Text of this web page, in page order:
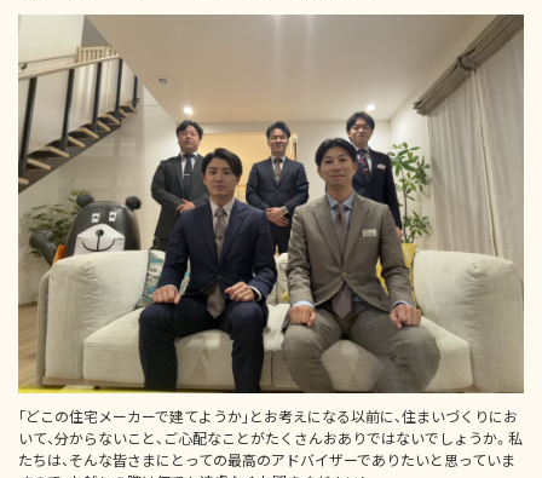
｢どこの住宅メーカーで建てようか｣とお考えになる以前に、住まいづくりにお
いて、分からないこと、ご心配なことがたくさんおありではないでしょうか。私
たちは、そんな皆さまにとっての最高のアドバイザーでありたいと思っていま